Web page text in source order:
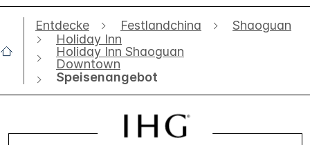
Entdecke Festlandchina
Shaoguan
Holiday Inn
Holiday Inn Shaoguan
Downtown
Speisenangebot